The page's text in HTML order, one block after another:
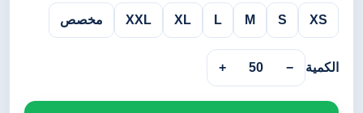
XS
S
M
L
XL
XXL مخصص
الكمية −
50
+